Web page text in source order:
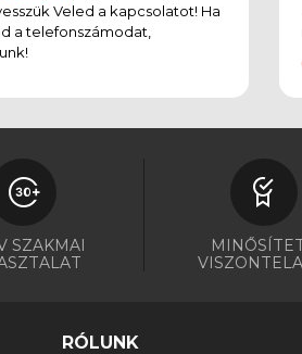
Veled a kapcsolatot! Ha
a telefonszámodat,
SZAKMAI
RÓLUNK